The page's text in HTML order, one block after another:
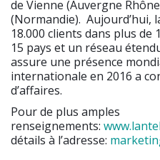
de Vienne (Auvergne
(Normandie). Aujourd’hui,
18.000 clients dans plus de
15 pays et un réseau
assure une présence
internationale en 2016 a
d’affaires.
Pour de plus amples
renseignements:
détails à l’adresse: